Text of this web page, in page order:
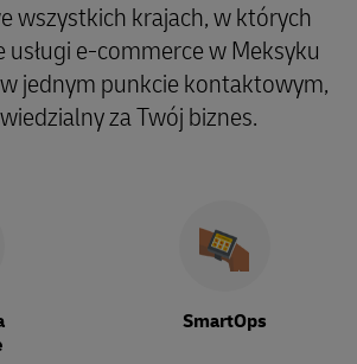
wszystkich krajach, w których
usługi e-commerce w Meksyku
jednym punkcie kontaktowym,
za Twój biznes.
SmartOps